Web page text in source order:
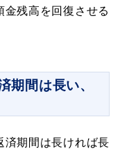
残高を回復させる
期間は長い、
済期間は長ければ長